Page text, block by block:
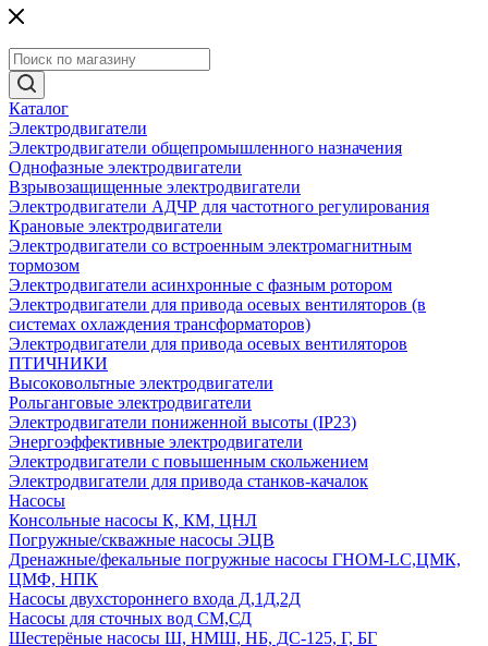
Каталог
Электродвигатели
Электродвигатели общепромышленного назначения
Однофазные электродвигатели
Взрывозащищенные электродвигатели
Электродвигатели АДЧР для частотного регулирования
Крановые электродвигатели
Электродвигатели со встроенным электромагнитным
тормозом
Электродвигатели асинхронные с фазным ротором
Электродвигатели для привода осевых вентиляторов (в
системах охлаждения трансформаторов)
Электродвигатели для привода осевых вентиляторов
ПТИЧНИКИ
Высоковольтные электродвигатели
Рольганговые электродвигатели
Электродвигатели пониженной высоты (IP23)
Энергоэффективные электродвигатели
Электродвигатели с повышенным скольжением
Электродвигатели для привода станков-качалок
Насосы
Консольные насосы К, КМ, ЦНЛ
Погружные/скважные насосы ЭЦВ
Дренажные/фекальные погружные насосы ГНОМ-LC,ЦМК,
ЦМФ, НПК
Насосы двухстороннего входа Д,1Д,2Д
Насосы для сточных вод СМ,СД
Шестерёные насосы Ш, НМШ, НБ, ДС-125, Г, БГ